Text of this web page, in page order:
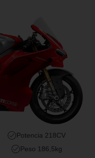
Potencia 218CV
Peso 186,5kg